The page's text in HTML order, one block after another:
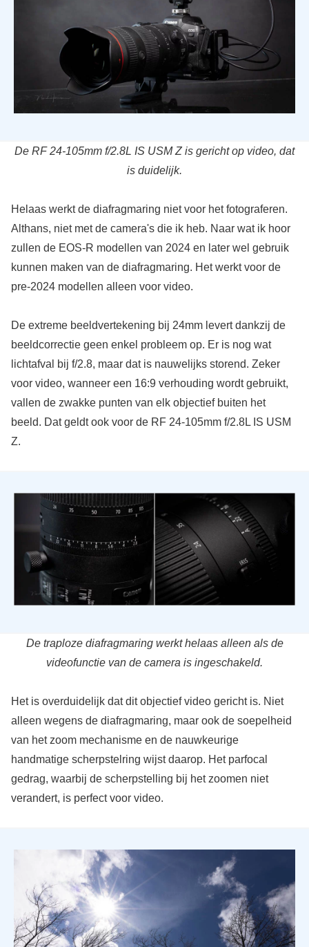
De RF 24-105mm f/2.8L IS USM Z is gericht op video, dat
is duidelijk.
Helaas werkt de diafragmaring niet voor het fotograferen.
Althans, niet met de camera's die ik heb. Naar wat ik hoor
zullen de EOS-R modellen van 2024 en later wel gebruik
kunnen maken van de diafragmaring. Het werkt voor de
pre-2024 modellen alleen voor video.
De extreme beeldvertekening bij 24mm levert dankzij de
beeldcorrectie geen enkel probleem op. Er is nog wat
lichtafval bij f/2.8, maar dat is nauwelijks storend. Zeker
voor video, wanneer een 16:9 verhouding wordt gebruikt,
vallen de zwakke punten van elk objectief buiten het
beeld. Dat geldt ook voor de RF 24-105mm f/2.8L IS USM
Z.
De traploze diafragmaring werkt helaas alleen als de
videofunctie van de camera is ingeschakeld.
Het is overduidelijk dat dit objectief video gericht is. Niet
alleen wegens de diafragmaring, maar ook de soepelheid
van het zoom mechanisme en de nauwkeurige
handmatige scherpstelring wijst daarop. Het parfocal
gedrag, waarbij de scherpstelling bij het zoomen niet
verandert, is perfect voor video.